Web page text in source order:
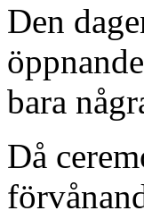
Den
bara
Då